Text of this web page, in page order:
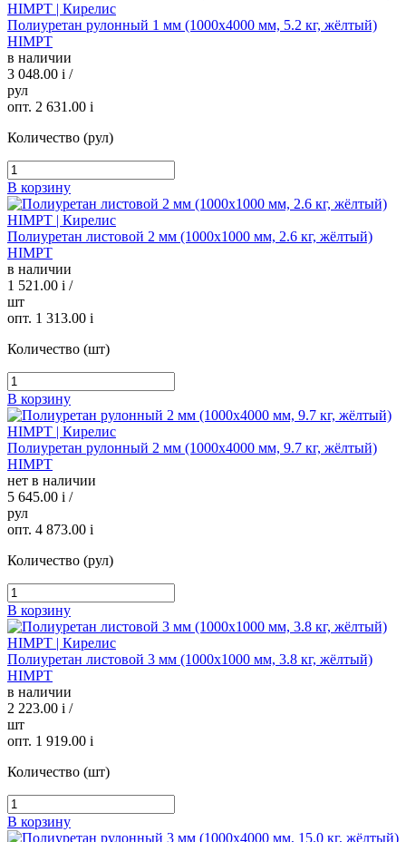
Полиуретан рулонный 1 мм (1000х4000 мм, 5.2 кг, жёлтый)
HIMPT
в наличии
3 048.00 i /
рул
опт. 2 631.00 i
Количество (рул)
В корзину
Полиуретан листовой 2 мм (1000х1000 мм, 2.6 кг, жёлтый)
HIMPT
в наличии
1 521.00 i /
шт
опт. 1 313.00 i
Количество (шт)
В корзину
Полиуретан рулонный 2 мм (1000х4000 мм, 9.7 кг, жёлтый)
HIMPT
нет в наличии
5 645.00 i /
рул
опт. 4 873.00 i
Количество (рул)
В корзину
Полиуретан листовой 3 мм (1000х1000 мм, 3.8 кг, жёлтый)
HIMPT
в наличии
2 223.00 i /
шт
опт. 1 919.00 i
Количество (шт)
В корзину